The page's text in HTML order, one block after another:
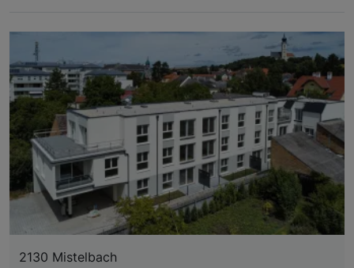
2130 Mistelbach